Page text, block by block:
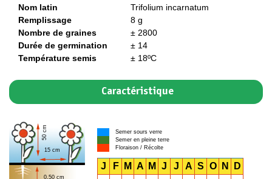
Nom latin
Trifolium incarnatum
Remplissage
8 g
Nombre de graines
± 2800
Durée de germination
± 14
Température semis
± 18ºC
Caractéristique
0,50 cm
50 cm
15 cm
Semer sours verre
Semer en pleine terre
Floraison / Récolte
J F M A M J J A S O N D